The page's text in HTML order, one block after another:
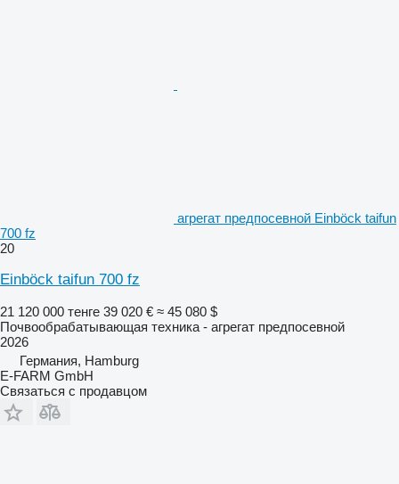
агрегат предпосевной Einböck taifun
700 fz
20
Einböck taifun 700 fz
21 120 000 тенге 39 020 € ≈ 45 080 $
Почвообрабатывающая техника - агрегат предпосевной
2026
Германия, Hamburg
E-FARM GmbH
Связаться с продавцом